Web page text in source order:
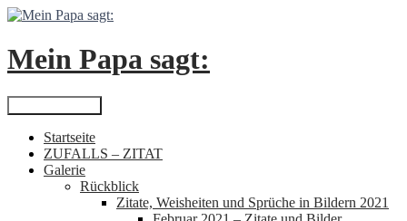
Zum
springen
Mein Papa sagt:
Suchen
Startseite
ZUFALLS – ZITAT
Galerie
Rückblick
Zitate, Weisheiten und Sprüche in Bildern 2021